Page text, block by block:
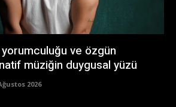
yorumculuğu ve özgün
müziğin duygusal yüzü
2026